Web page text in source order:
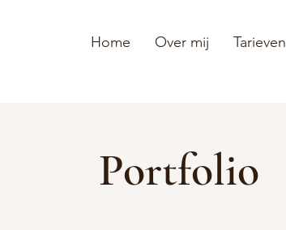
Home Over mij Tarieven
Portfolio